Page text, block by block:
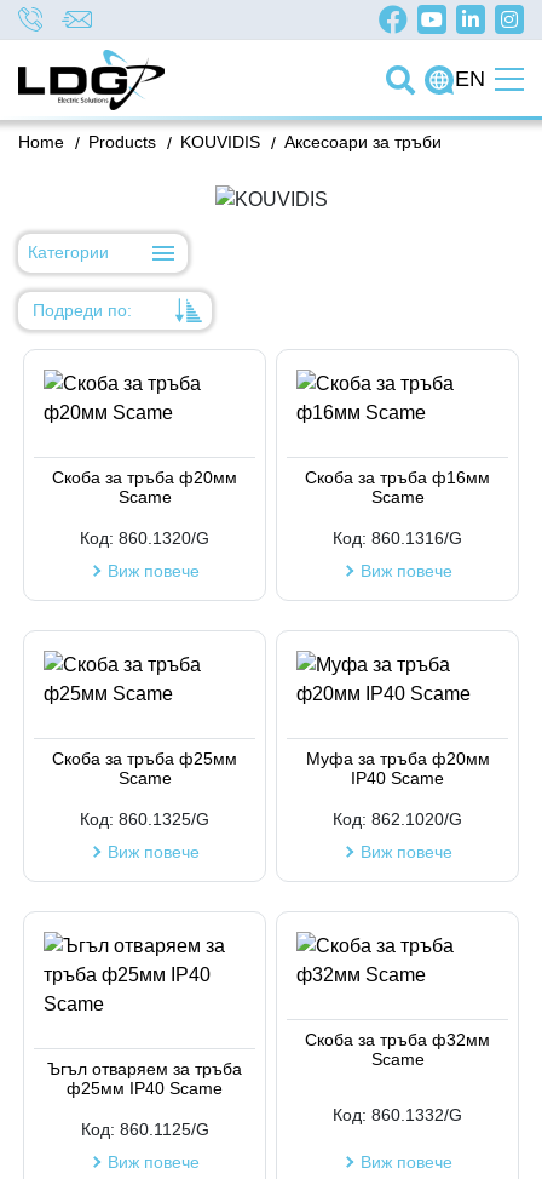
EN
/
Home /
Products /
KOUVIDIS Аксесоари за тръби
Категории
Подреди по:
Име
Код на артикул
Код на артикул
Скоба за тръба ф20мм
Scame
Код: 860.1320/G
Виж повече
Скоба за тръба ф16мм
Scame
Код: 860.1316/G
Виж повече
Скоба за тръба ф25мм
Scame
Код: 860.1325/G
Виж повече
Муфа за тръба ф20мм
IP40 Scame
Код: 862.1020/G
Виж повече
Ъгъл отваряем за тръба
ф25мм IP40 Scame
Код: 860.1125/G
Виж повече
Скоба за тръба ф32мм
Scame
Код: 860.1332/G
Виж повече